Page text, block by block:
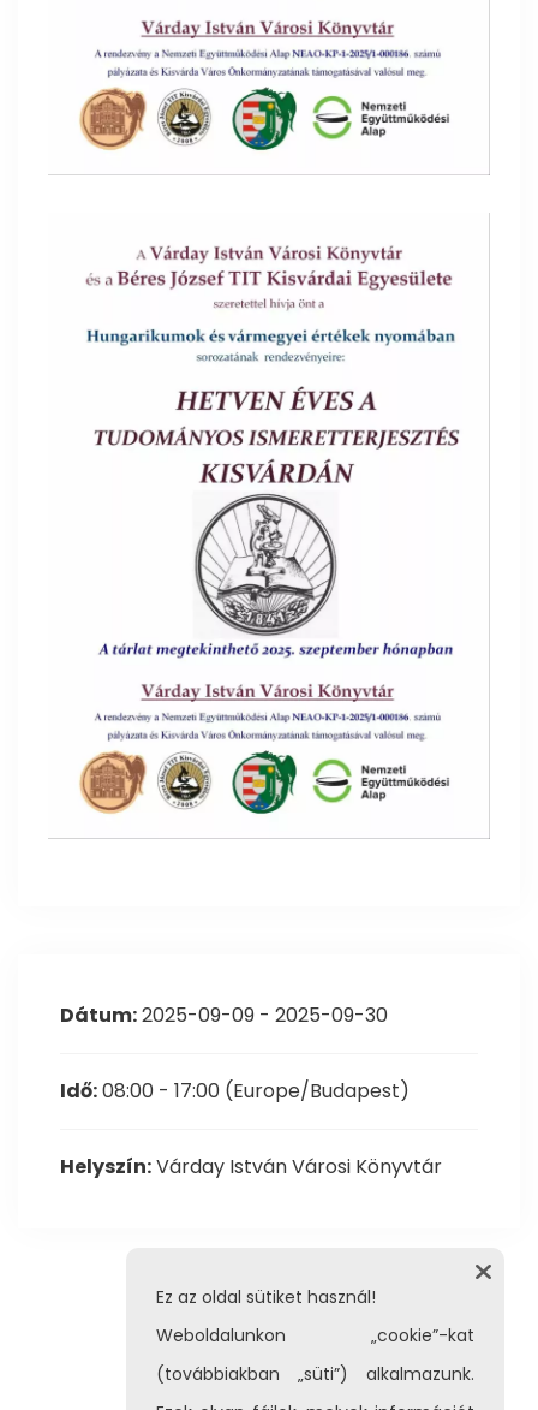
Dátum:2025-09-09 - 2025-09-30
Idő:08:00 - 17:00 (Europe/Budapest)
Helyszín:Várday István Városi Könyvtár
Ez az oldal sütiket használ!
Weboldalunkon „cookie”-kat
(továbbiakban „süti”) alkalmazunk.